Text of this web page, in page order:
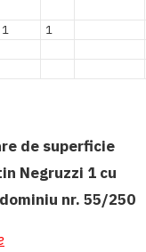
1
1
de superficie
Negruzzi 1 cu
nr. 55/250